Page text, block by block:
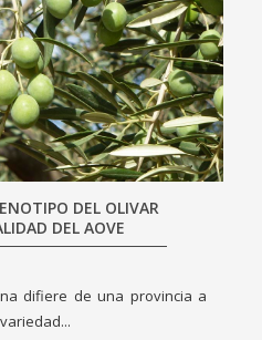
DEL OLIVAR
DEL AOVE
difiere de una provincia a